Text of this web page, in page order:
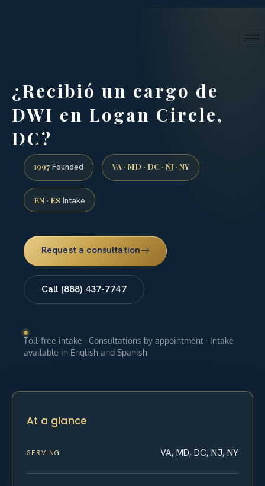
¿Recibió un cargo de
DWI en Logan Circle,
DC?
1997 Founded VA · MD · DC · NJ · NY
EN · ES Intake
Request a consultation
Call (888) 437-7747
Toll-free intake · Consultations by appointment · Intake
available in English and Spanish
At a glance
SERVING VA, MD, DC, NJ, NY